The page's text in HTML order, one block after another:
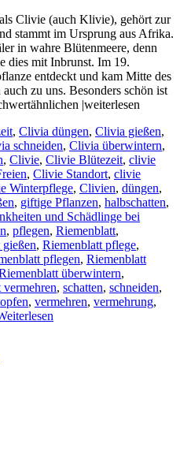
Clivie (auch Klivie), gehört zur
stammt im Ursprung aus Afrika.
in wahre Blütenmeere, denn
dies mit Inbrunst. Im 19.
entdeckt und kam Mitte des
zu uns. Besonders schön ist
|weiterlesen
, Clivia düngen, Clivia gießen,
schneiden, Clivia überwintern,
, Clivie, Clivie Blütezeit, clivie
, Clivie Standort, clivie
Winterpflege, Clivien, düngen,
, giftige Pflanzen, halbschatten,
und Schädlinge bei
, pflegen, Riemenblatt,
, Riemenblatt pflege,
pflegen, Riemenblatt
überwintern,
vermehren, schatten, schneiden,
, vermehren, vermehrung,